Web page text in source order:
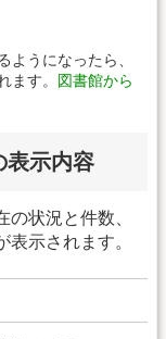
ようになったら、
ます。 図書館から
表示内容
状況と件数、
示されます。